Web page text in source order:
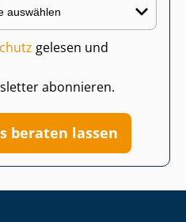
gelesen und
abonnieren.
beraten lassen